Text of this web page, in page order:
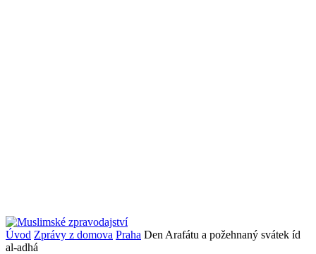
Úvod Zprávy z domova Praha Den Arafátu a požehnaný svátek íd
al-adhá